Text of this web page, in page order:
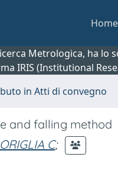
Home
Metrologica, ha
IRIS (Institutional
in Atti di convegno
and falling method
ORIGLIA C;